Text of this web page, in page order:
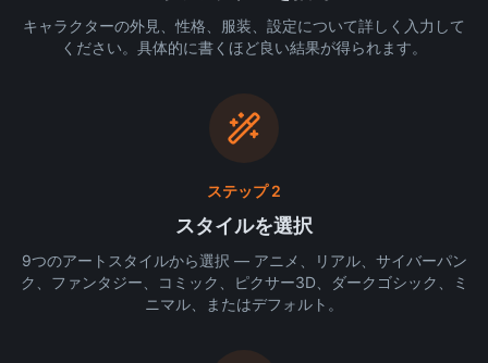
キャラクターの外見、性格、服装、設定について詳しく入力して
ください。具体的に書くほど良い結果が得られます。
ステップ 2
スタイルを選択
9つのアートスタイルから選択 — アニメ、リアル、サイバーパン
ク、ファンタジー、コミック、ピクサー3D、ダークゴシック、ミ
ニマル、またはデフォルト。